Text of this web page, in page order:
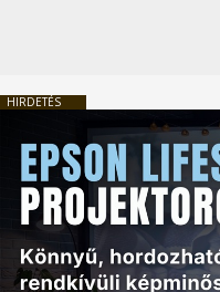
HIRDETÉS